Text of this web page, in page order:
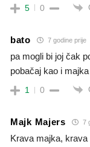
5 0
bato 7 godine prije
pa mogli bi joj čak
pobačaj kao i
1 0
Majk Majers 7
Krava majka, krava